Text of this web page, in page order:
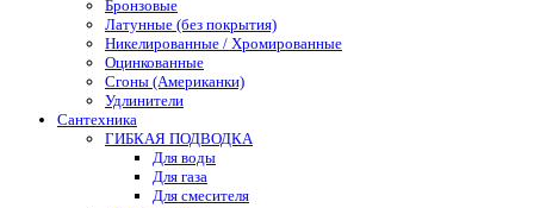
Бронзовые
Латунные (без покрытия)
Никелированные / Хромированные
Оцинкованные
Сгоны (Американки)
Удлинители
Сантехника
ГИБКАЯ ПОДВОДКА
Для воды
Для газа
Для смесителя